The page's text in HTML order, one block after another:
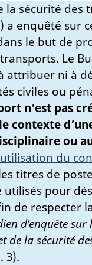
la sécurité des
a enquêté sur
le but de
Le
attribuer ni à
civiles ou
n’est pas
contexte
ou
du
titres de
utilisés pour
de respecter
d’enquête sur
de la sécurité
3).